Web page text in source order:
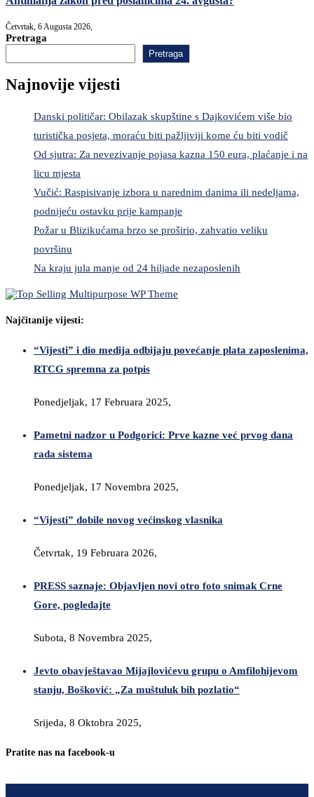
Četvrtak, 6 Augusta 2026,
Pretraga
Pretraga
Najnovije vijesti
Danski političar: Obilazak skupštine s Dajkovićem više bio
turistička posjeta, moraću biti pažljiviji kome ću biti vodič
Od sjutra: Za nevezivanje pojasa kazna 150 eura, plaćanje i na
licu mjesta
Vučić: Raspisivanje izbora u narednim danima ili nedeljama,
podnijeću ostavku prije kampanje
Požar u Blizikućama brzo se proširio, zahvatio veliku
površinu
Na kraju jula manje od 24 hiljade nezaposlenih
Najčitanije vijesti:
“Vijesti” i dio medija odbijaju povećanje plata zaposlenima,
RTCG spremna za potpis
Ponedjeljak, 17 Februara 2025,
Pametni nadzor u Podgorici: Prve kazne već prvog dana
rada sistema
Ponedjeljak, 17 Novembra 2025,
“Vijesti” dobile novog većinskog vlasnika
Četvrtak, 19 Februara 2026,
PRESS saznaje: Objavljen novi otro foto snimak Crne
Gore, pogledajte
Subota, 8 Novembra 2025,
Jevto obavještavao Mijajlovićevu grupu o Amfilohijevom
stanju, Bošković: „Za muštuluk bih pozlatio“
Srijeda, 8 Oktobra 2025,
Pratite nas na facebook-u